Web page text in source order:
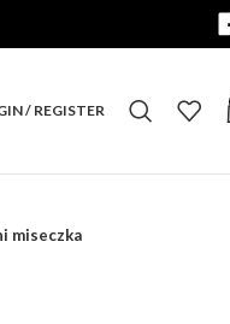
/ REGISTER
miseczka